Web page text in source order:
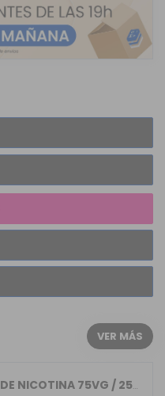
VER MÁS
NICOKIT SALES DE NICOTINA 75VG / 25PG...